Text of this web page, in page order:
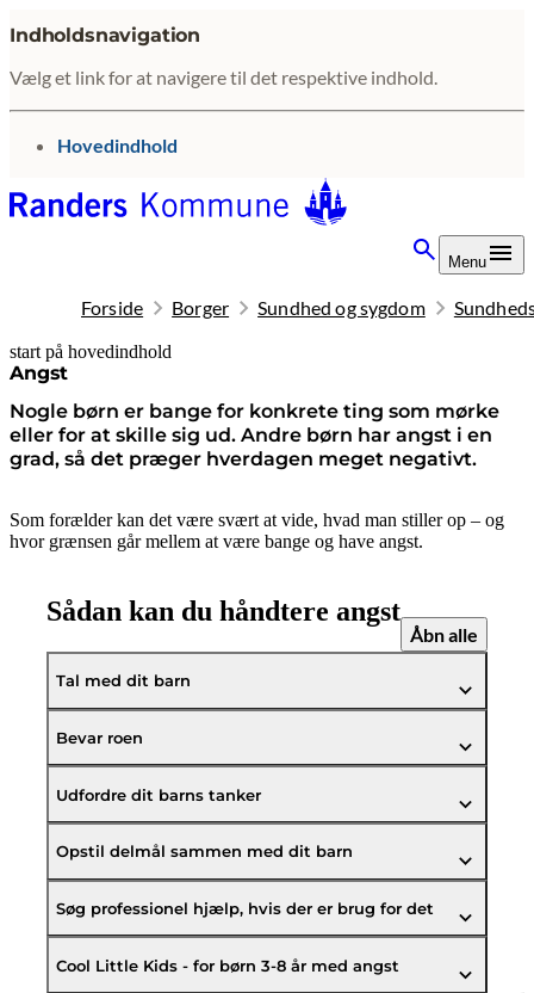
Indholdsnavigation
Vælg et link for at navigere til det respektive indhold.
gå til
Hovedindhold
Menu
Forside Borger Sundhed og sygdom
start på hovedindhold
Angst
Nogle børn er bange for konkrete ting som mørke
eller for at skille sig ud. Andre børn har angst i en
grad, så det præger hverdagen meget negativt.
senest opdateret 19. januar 2026
Som forælder kan det være svært at vide, hvad man stiller op – og
hvor grænsen går mellem at være bange og have angst.
Sådan kan du håndtere angst
Åbn alle
Tal med dit barn
Bevar roen
Udfordre dit barns tanker
Opstil delmål sammen med dit barn
Søg professionel hjælp, hvis der er brug for det
Cool Little Kids - for børn 3-8 år med angst